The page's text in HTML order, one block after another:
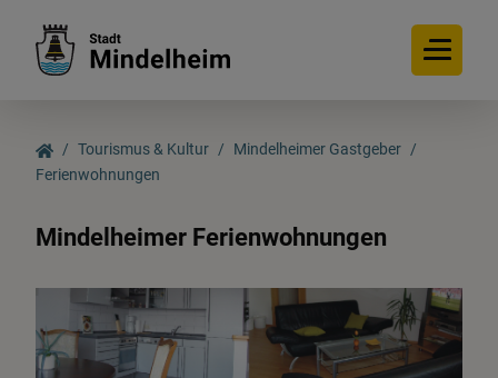
Tourismus & Kultur
Entdecken
Erleben
Tourismus & Kultur
Mindelheimer Gastgeber
Ferienwohnungen
Mindelheimer Ferienwohnungen